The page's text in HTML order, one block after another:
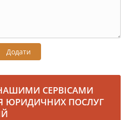
Додати
СЕРВІСАМИ
ЮРИДИЧНИХ ПОСЛУГ